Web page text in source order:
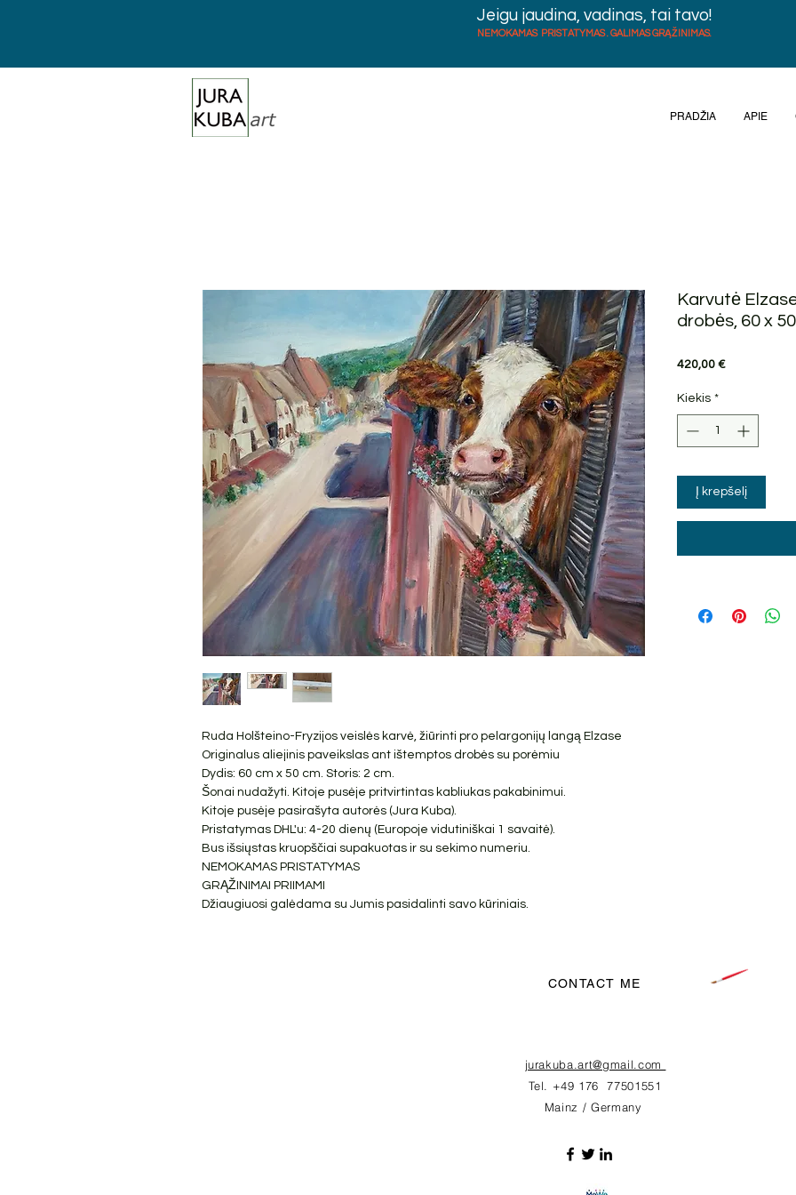
Jeigu jaudina, vadinas, tai tavo!
NEMOKAMAS PRISTATYMAS . GALIMAS GRĄŽINIMAS.
PRADŽIA APIE
Ruda Holšteino-Fryzijos veislės karvė, žiūrinti pro pelargonijų langą Elzase
Originalus aliejinis paveikslas ant ištemptos drobės su porėmiu
Dydis: 60 cm x 50 cm. Storis: 2 cm.
Šonai nudažyti. Kitoje pusėje pritvirtintas kabliukas pakabinimui.
Kitoje pusėje pasirašyta autorės (Jura Kuba).
Pristatymas DHL'u: 4-20 dienų (Europoje vidutiniškai 1 savaitė).
Bus išsiųstas kruopščiai supakuotas ir su sekimo numeriu.
NEMOKAMAS PRISTATYMAS
GRĄŽINIMAI PRIIMAMI
Džiaugiuosi galėdama su Jumis pasidalinti savo kūriniais.
Karvutė
drobės, 60 x
420,00 €Price
Kiekis *
Į krepšelį
CONTACT ME
jurakuba.art@gmail.com
Tel. +49 176 77501551
Mainz / Germany